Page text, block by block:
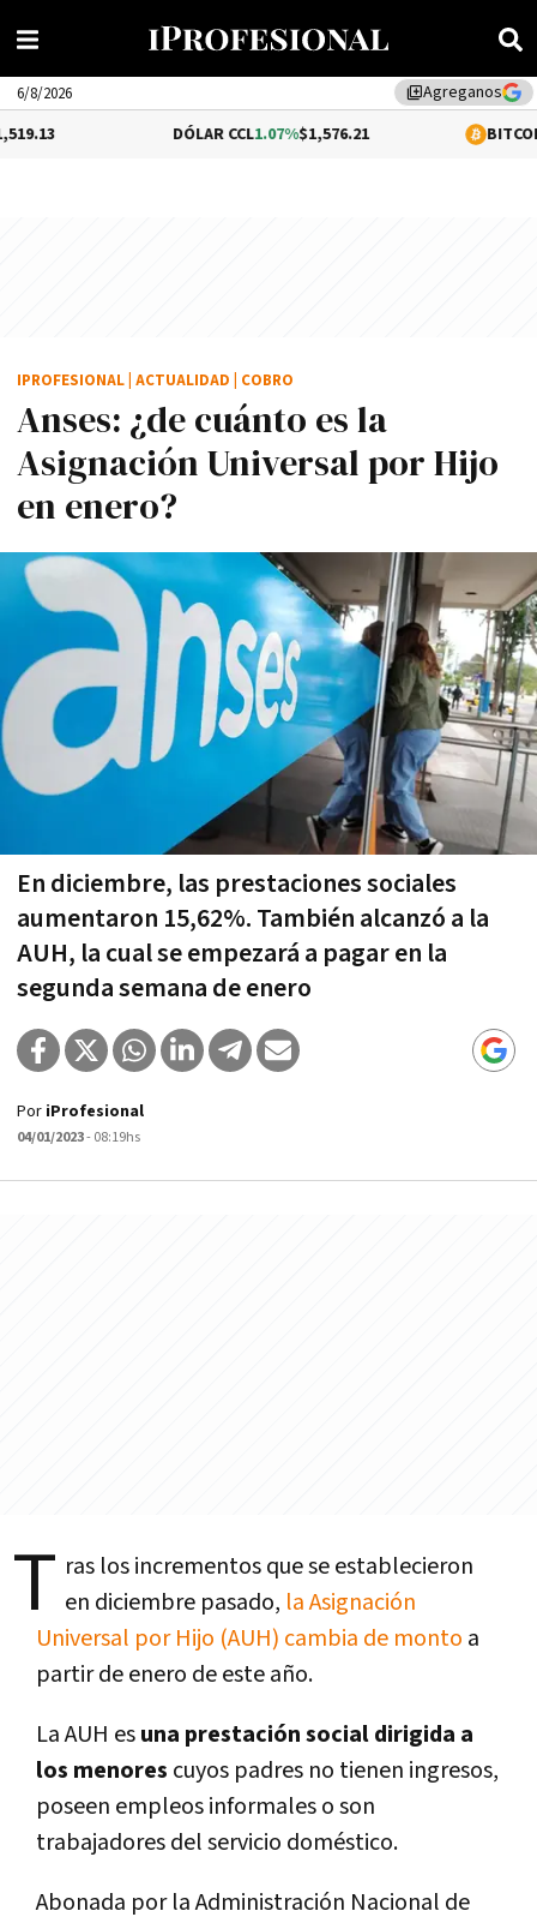
library_addAgreganos
6/8/2026
1.07%$1,576.21 0.29%
Anses: ¿de cuánto es la
Asignación Universal por Hijo
en enero?
En diciembre, las prestaciones sociales
aumentaron 15,62%. También alcanzó a la
AUH, la cual se empezará a pagar en la
segunda semana de enero
IPROFESIONAL ACTUALIDAD COBRO
Por iProfesional
04/01/2023- 08:19hs
T ras los incrementos que se establecieron
en diciembre pasado, la Asignación
Universal por Hijo (AUH) cambia de monto a
partir de enero de este año.
La AUH esuna prestación social dirigida a
los menores cuyos padres no tienen ingresos,
poseen empleos informales o son
trabajadores del servicio doméstico.
Abonada por la Administración Nacional de